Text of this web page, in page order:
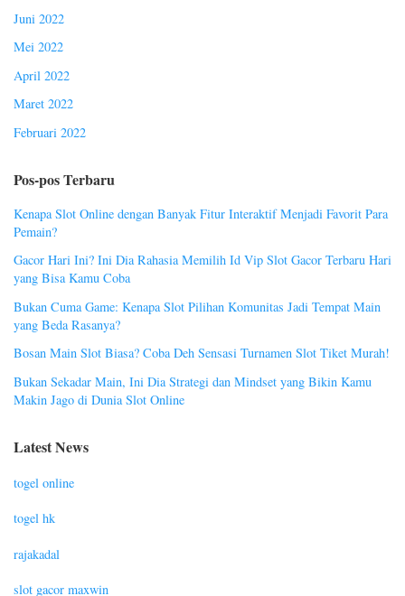
Juni 2022
Mei 2022
April 2022
Maret 2022
Februari 2022
Pos-pos Terbaru
Kenapa Slot Online dengan Banyak Fitur Interaktif Menjadi Favorit Para
Pemain?
Gacor Hari Ini? Ini Dia Rahasia Memilih Id Vip Slot Gacor Terbaru Hari
yang Bisa Kamu Coba
Bukan Cuma Game: Kenapa Slot Pilihan Komunitas Jadi Tempat Main
yang Beda Rasanya?
Bosan Main Slot Biasa? Coba Deh Sensasi Turnamen Slot Tiket Murah!
Bukan Sekadar Main, Ini Dia Strategi dan Mindset yang Bikin Kamu
Makin Jago di Dunia Slot Online
Latest News
togel online
togel hk
rajakadal
slot gacor maxwin